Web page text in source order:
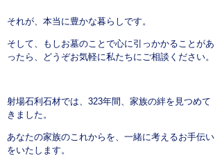
それが、本当に豊かな暮らしです。
そして、もしお墓のことで心に引っかかることがあ
ったら、どうぞお気軽に私たちにご相談ください。
射場石利石材では、323年間、家族の絆を見つめて
きました。
あなたの家族のこれからを、一緒に考えるお手伝い
をいたします。